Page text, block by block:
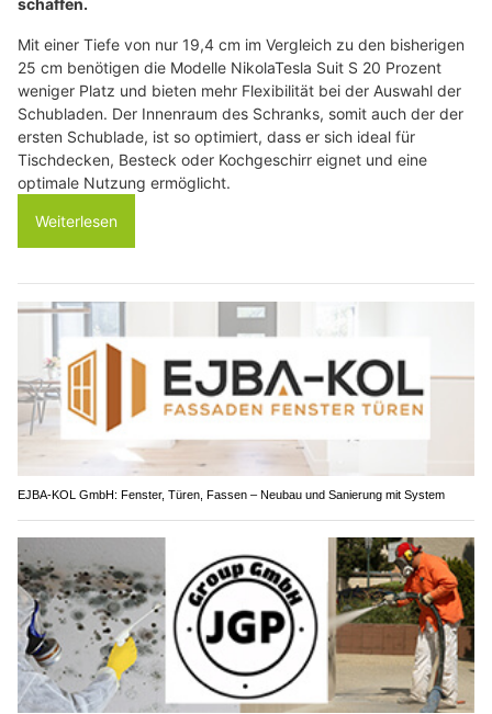
schaffen.
Mit einer Tiefe von nur 19,4 cm im Vergleich zu den bisherigen
25 cm benötigen die Modelle NikolaTesla Suit S 20 Prozent
weniger Platz und bieten mehr Flexibilität bei der Auswahl der
Schubladen. Der Innenraum des Schranks, somit auch der der
ersten Schublade, ist so optimiert, dass er sich ideal für
Tischdecken, Besteck oder Kochgeschirr eignet und eine
optimale Nutzung ermöglicht.
Weiterlesen
EJBA-KOL GmbH: Fenster, Türen, Fassen – Neubau und Sanierung mit System